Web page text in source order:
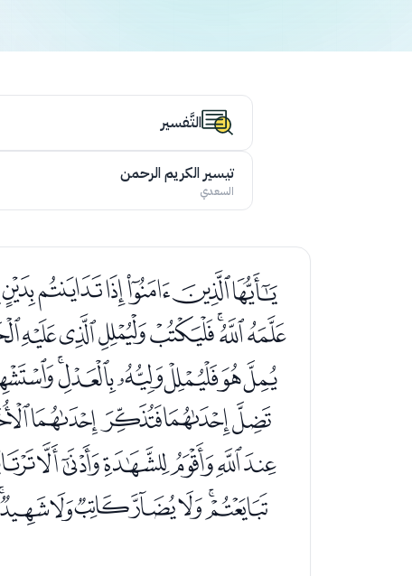
التَّفسير
تيسير الكريم الرحمن
السعدي